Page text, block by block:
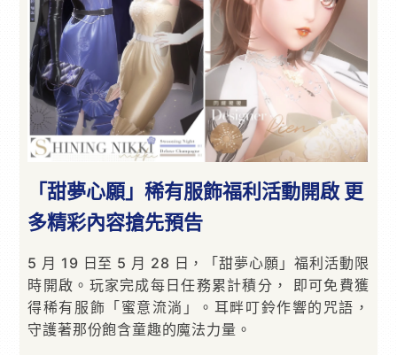
「甜夢心願」稀有服飾福利活動開啟 更
多精彩內容搶先預告
5 月 19 日至 5 月 28 日，「甜夢心願」福利活動限
時開啟。玩家完成每日任務累計積分， 即可免費獲
得稀有服飾「蜜意流淌」。耳畔叮鈴作響的咒語，
守護著那份飽含童趣的魔法力量。